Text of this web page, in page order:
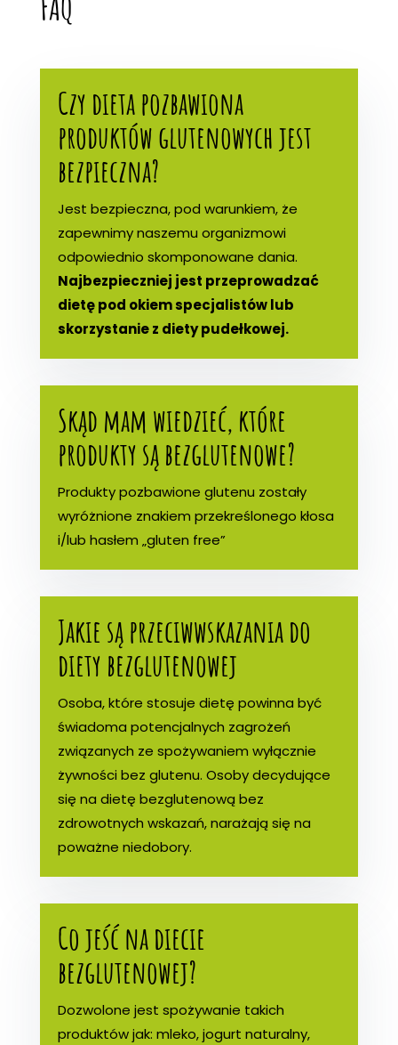
Czy dieta pozbawiona
produktów glutenowych jest
bezpieczna?
Jest bezpieczna, pod warunkiem, że
zapewnimy naszemu organizmowi
odpowiednio skomponowane dania.
Najbezpieczniej jest przeprowadzać
dietę pod okiem specjalistów lub
skorzystanie z diety pudełkowej.
Skąd mam wiedzieć, które
produkty są bezglutenowe?
Produkty pozbawione glutenu zostały
wyróżnione znakiem przekreślonego kłosa
i/lub hasłem „gluten free”
Jakie są przeciwwskazania do
diety bezglutenowej
Osoba, które stosuje dietę powinna być
świadoma potencjalnych zagrożeń
związanych ze spożywaniem wyłącznie
żywności bez glutenu. Osoby decydujące
się na dietę bezglutenową bez
zdrowotnych wskazań, narażają się na
poważne niedobory.
Co jeść na diecie
bezglutenowej?
Dozwolone jest spożywanie takich
produktów jak: mleko, jogurt naturalny,